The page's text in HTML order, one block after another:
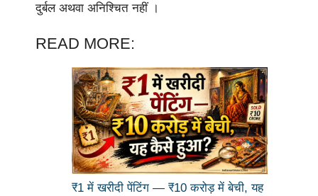
दुर्बल अथवा अनिश्चित नहीं ।
READ MORE:
₹1 में खरीदी पेंटिंग — ₹10 करोड़ में बेची, यह